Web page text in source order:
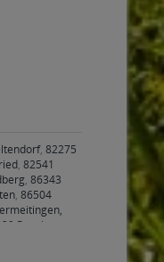
, 82275
, 82541
, 86343
, 86504
Penzing